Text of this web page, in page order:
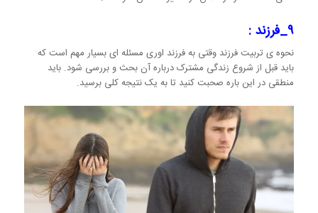
۹_فرزند :
نحوه ی تربیت فرزند وقتی به فرزند اوری مسئله ای بسیار مهم است که
باید قبل از شروع زندگی مشترک درباره آن بحث و بررسی شود. باید
منطقی در این باره صحبت کنید تا به یک نتیجه کلی برسید.